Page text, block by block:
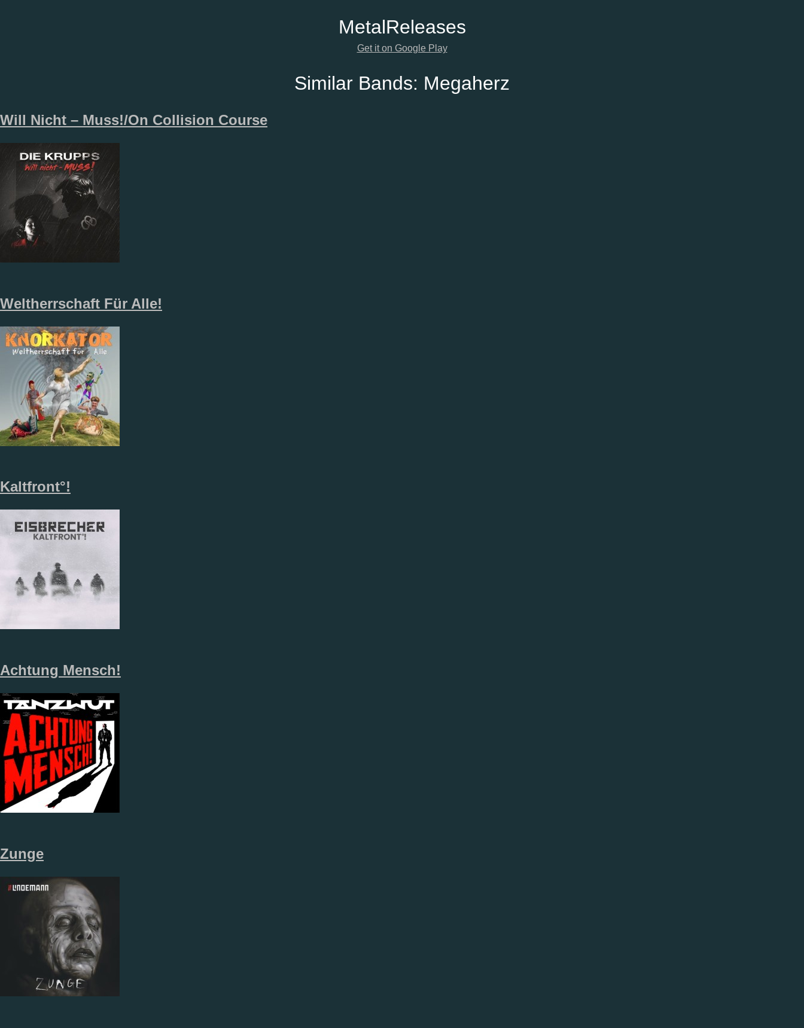
MetalReleases
Get it on Google Play
Similar Bands: Megaherz
Will Nicht – Muss!/On Collision Course
Weltherrschaft Für Alle!
Kaltfront°!
Achtung Mensch!
Zunge